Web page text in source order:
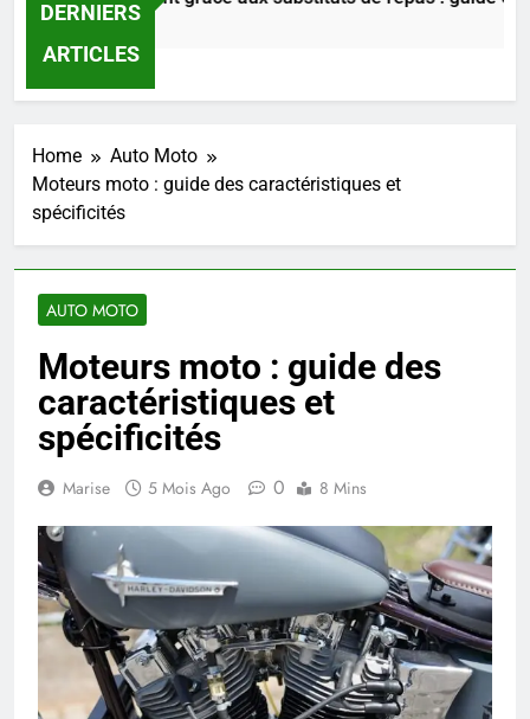
DERNIERS
ARTICLES
Home
Auto Moto
Moteurs moto : guide des caractéristiques et
spécificités
AUTO MOTO
Moteurs moto : guide des
caractéristiques et
spécificités
Marise 5 Mois Ago 0 8 Mins